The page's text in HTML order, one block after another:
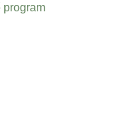
program